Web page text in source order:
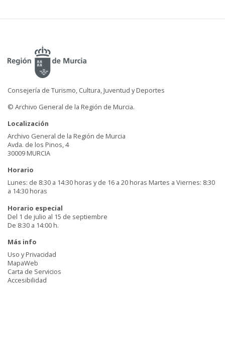
Consejería de Turismo, Cultura, Juventud y Deportes
© Archivo General de la Región de Murcia.
Localización
Archivo General de la Región de Murcia
Avda. de los Pinos, 4
30009 MURCIA
Horario
Lunes: de 8:30 a 14:30 horas y de 16 a 20 horas Martes a Viernes: 8:30
a 14:30 horas
Horario especial
Del 1 de julio al 15 de septiembre
De 8:30 a 14:00 h.
Más info
Uso y Privacidad
MapaWeb
Carta de Servicios
Accesibilidad